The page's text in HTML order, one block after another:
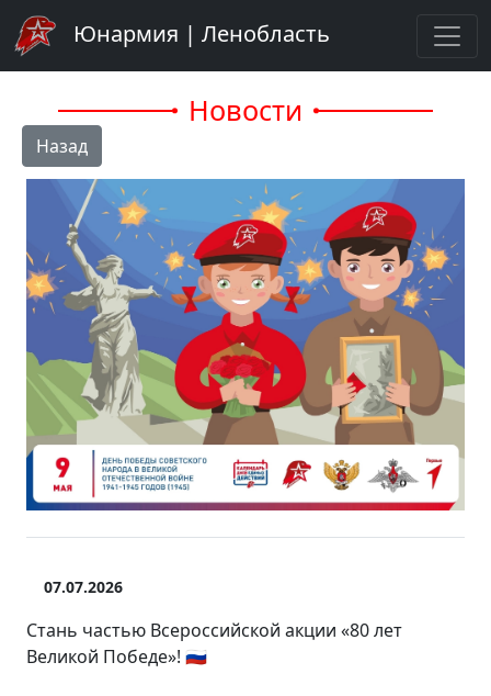
Юнармия | Ленобласть
Новости
Назад
07.07.2026
Стань частью Всероссийской акции «80 лет
Великой Победе»! 🇷🇺